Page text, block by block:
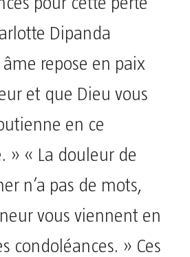
Dipanda
repose en paix
et que Dieu vous
en ce
» « La douleur de
n’a pas de mots,
vous viennent en
condoléances. » Ces